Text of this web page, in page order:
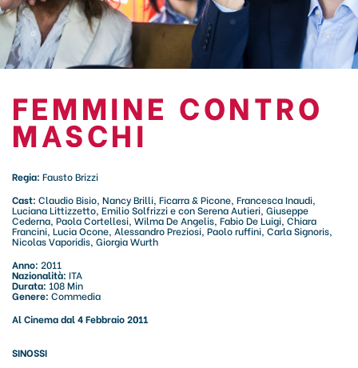
FEMMINE CONTRO
MASCHI
Regia: Fausto Brizzi
Cast: Claudio Bisio, Nancy Brilli, Ficarra & Picone, Francesca Inaudi,
Luciana Littizzetto, Emilio Solfrizzi e con Serena Autieri, Giuseppe
Cederna, Paola Cortellesi, Wilma De Angelis, Fabio De Luigi, Chiara
Francini, Lucia Ocone, Alessandro Preziosi, Paolo ruffini, Carla Signoris,
Nicolas Vaporidis, Giorgia Wurth
Anno: 2011
Nazionalità: ITA
Durata: 108 Min
Genere: Commedia
Al Cinema dal 4 Febbraio 2011
SINOSSI